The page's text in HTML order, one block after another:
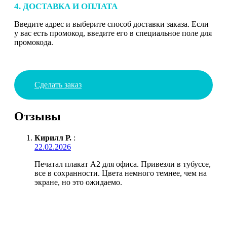
4. ДОСТАВКА И ОПЛАТА
Введите адрес и выберите способ доставки заказа. Если
у вас есть промокод, введите его в специальное поле для
промокода.
Сделать заказ
Отзывы
Кирилл Р. :
22.02.2026
Печатал плакат А2 для офиса. Привезли в тубуссе,
все в сохранности. Цвета немного темнее, чем на
экране, но это ожидаемо.